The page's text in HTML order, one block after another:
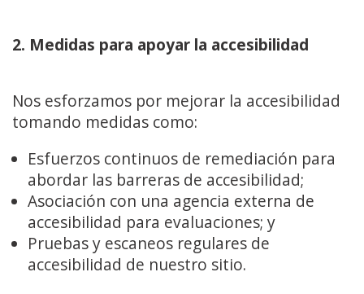
2. Medidas para apoyar la accesibilidad
Nos esforzamos por mejorar la accesibilidad
tomando medidas como:
Esfuerzos continuos de remediación para
abordar las barreras de accesibilidad;
Asociación con una agencia externa de
accesibilidad para evaluaciones; y
Pruebas y escaneos regulares de
accesibilidad de nuestro sitio.